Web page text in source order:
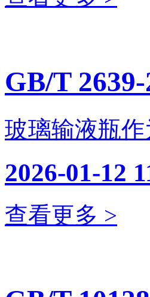
GB/T
玻璃输液瓶
2026-01-12
查看更多 >